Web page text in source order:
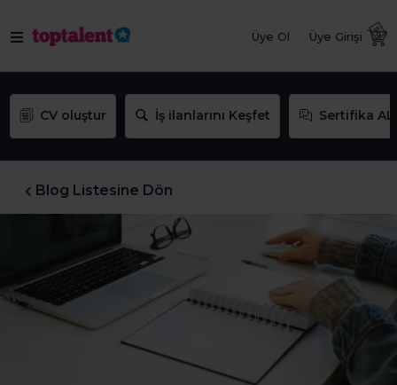
Üye Ol Üye Girişi
CV oluştur İş ilanlarını Keşfet Sertifika AL
Blog Listesine Dön